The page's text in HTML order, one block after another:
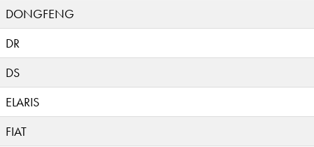
DONGFENG
DR
DS
ELARIS
FIAT